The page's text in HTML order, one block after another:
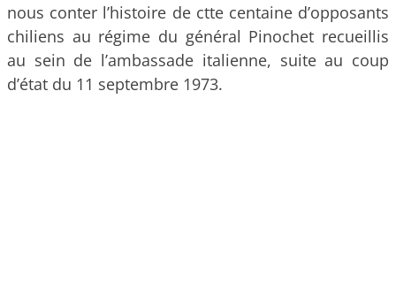
nous conter l’histoire de ctte centaine d’opposants
chiliens au régime du général Pinochet recueillis
au sein de l’ambassade italienne, suite au coup
d’état du 11 septembre 1973.